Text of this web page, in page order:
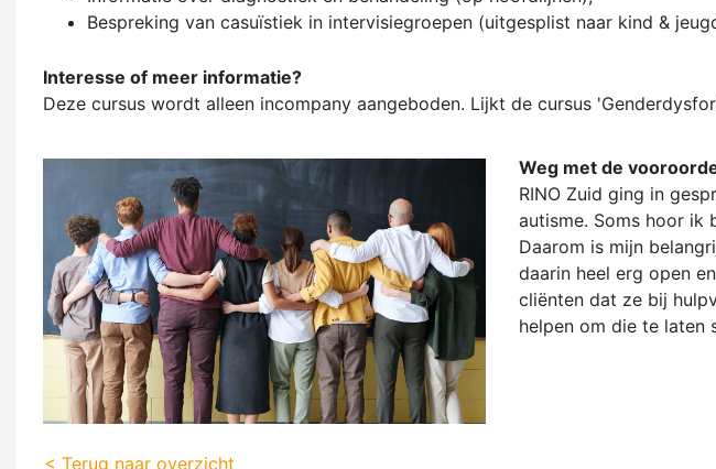
Bespreking van casuïstiek in intervisiegroepen (uitgesplist naar kind &
Interesse of meer informatie?
Deze cursus wordt alleen incompany aangeboden. Lijkt de cursus
Weg met de
RINO Zuid ging in
autisme. Soms hoor ik
Daarom is mijn
daarin heel erg open
cliënten dat ze bij
helpen om die te laten
< Terug naar overzicht